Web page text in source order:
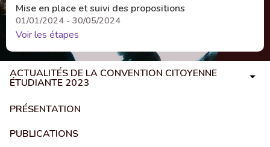
Mise en place et suivi des propositions
01/01/2024 - 30/05/2024
Voir les étapes
ACTUALITÉS DE LA CONVENTION CITOYENNE
ÉTUDIANTE 2023
PRÉSENTATION
PUBLICATIONS